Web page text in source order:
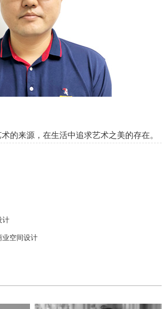
来源，在生活中追求艺术之美的存在。
计
商业空间设计